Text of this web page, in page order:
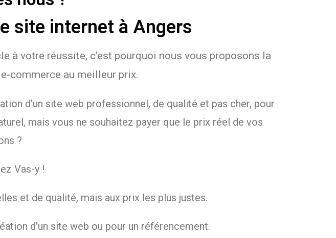
site internet à Angers
à votre réussite, c’est pourquoi nous vous proposons la
commerce au meilleur prix.
d’un site web professionnel, de qualité et pas cher, pour
mais vous ne souhaitez payer que le prix réel de vos
?
Vas-y !
et de qualité, mais aux prix les plus justes.
d’un site web ou pour un référencement.